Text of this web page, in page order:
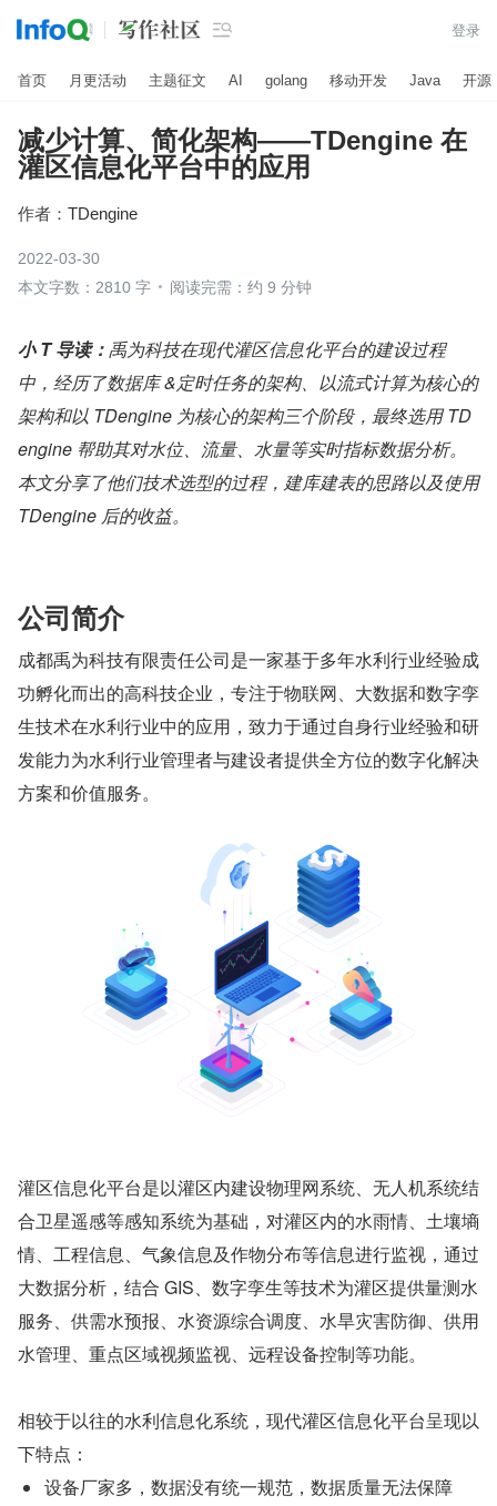
 登录
首页 月更活动 主题征文 AI golang 移动开发 Java 开源
减少计算、简化架构——TDengine 在
灌区信息化平台中的应用
作者： TDengine
2022-03-30
本文字数：2810 字
阅读完需：约 9 分钟
小 T 导读： 禹为科技在现代灌区信息化平台的建设过程
中，经历了数据库 &定时任务的架构、以流式计算为核心的
架构和以 TDengine 为核心的架构三个阶段，最终选用 TD
engine 帮助其对水位、流量、水量等实时指标数据分析。
本文分享了他们技术选型的过程，建库建表的思路以及使用
TDengine 后的收益。
公司简介
成都禹为科技有限责任公司是一家基于多年水利行业经验成
功孵化而出的高科技企业，专注于物联网、大数据和数字孪
生技术在水利行业中的应用，致力于通过自身行业经验和研
发能力为水利行业管理者与建设者提供全方位的数字化解决
方案和价值服务。
灌区信息化平台是以灌区内建设物理网系统、无人机系统结
合卫星遥感等感知系统为基础，对灌区内的水雨情、土壤墒
情、工程信息、气象信息及作物分布等信息进行监视，通过
大数据分析，结合 GIS、数字孪生等技术为灌区提供量测水
服务、供需水预报、水资源综合调度、水旱灾害防御、供用
水管理、重点区域视频监视、远程设备控制等功能。
相较于以往的水利信息化系统，现代灌区信息化平台呈现以
下特点：
设备厂家多，数据没有统一规范，数据质量无法保障